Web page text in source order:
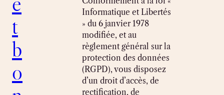
t
b
o
Informatique et Libertés
» du 6 janvier 1978
modifiée, et au
règlement général sur la
protection des données
(RGPD), vous disposez
d’un droit d’accès, de
rectification, de